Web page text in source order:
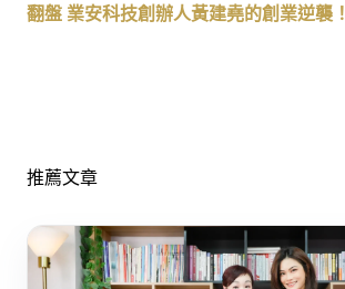
翻盤 業安科技創辦人黃建堯的創業逆襲！
推薦文章